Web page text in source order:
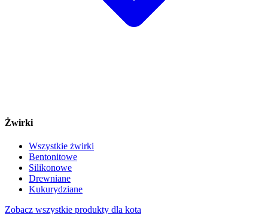
Żwirki
Wszystkie żwirki
Bentonitowe
Silikonowe
Drewniane
Kukurydziane
Zobacz wszystkie produkty dla kota